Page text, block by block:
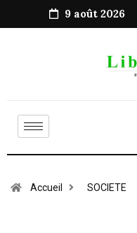
9 août 2026
Accueil SOCIETE